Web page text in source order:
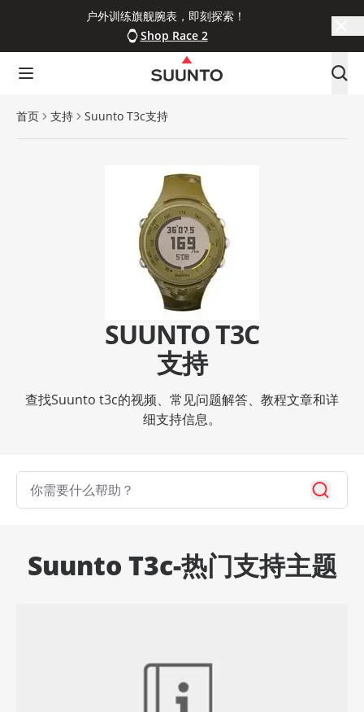
户外训练旗舰腕表，即刻探索！
Shop Race 2
首页 支持 Suunto T3c支持
SUUNTO T3C
支持
查找Suunto t3c的视频、常见问题解答、教程文章和详
细支持信息。
Suunto T3c-热门支持主题